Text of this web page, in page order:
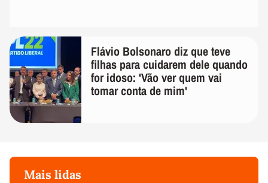
Flávio Bolsonaro diz que teve
filhas para cuidarem dele quando
for idoso: 'Vão ver quem vai
tomar conta de mim'
Mais lidas